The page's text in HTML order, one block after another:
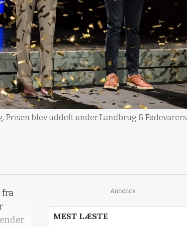
blev uddelt under Landbrug & Fødevarers
Annonce
MEST LÆSTE